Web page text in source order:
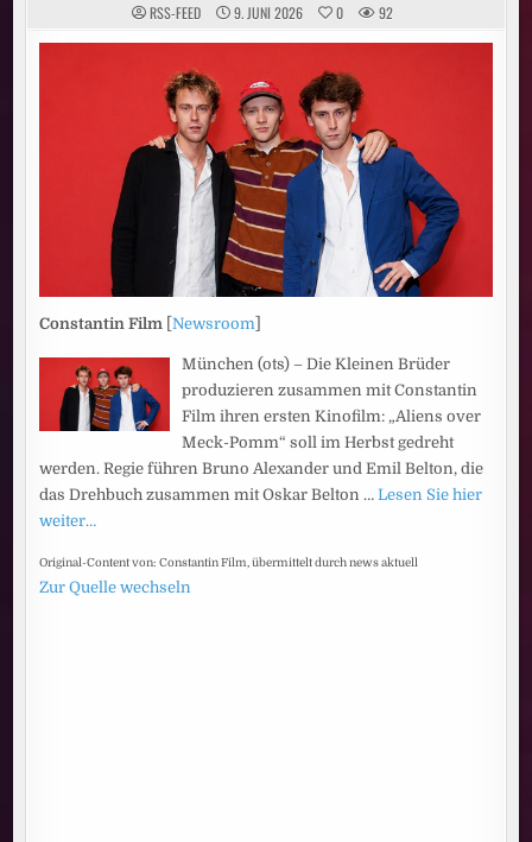
RSS-FEED 9. JUNI 2026 0 92
Constantin Film [Newsroom
München (ots) – Die Kleinen Brüder
produzieren zusammen mit Constantin
Film ihren ersten Kinofilm: „Aliens over
Meck-Pomm“ soll im Herbst gedreht
werden. Regie führen Bruno Alexander und Emil Belton, die
das Drehbuch zusammen mit Oskar Belton …Lesen Sie hier
weiter…
Original-Content von: Constantin Film, übermittelt durch news aktuell
Zur Quelle wechseln